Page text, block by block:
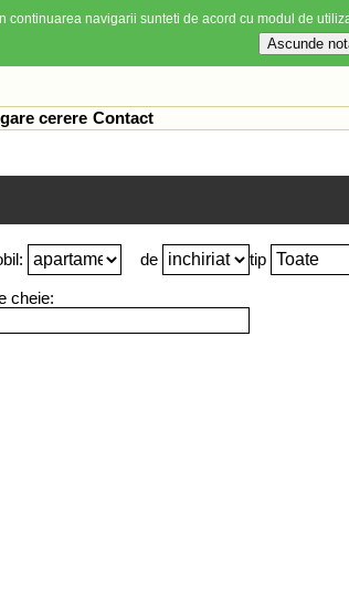
cerere Contact
de tip
cheie:
continuarea navigarii sunteti de acord cu modul de